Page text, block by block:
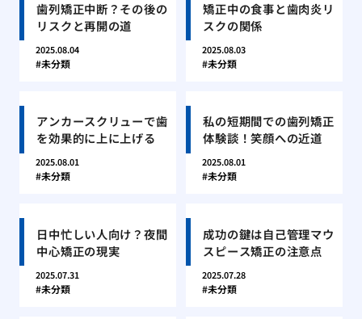
歯列矯正中断？その後の
リスクと再開の道
2025.08.04
未分類
矯正中の食事と歯肉炎リ
スクの関係
2025.08.03
未分類
アンカースクリューで歯
を効果的に上に上げる
2025.08.01
未分類
私の短期間での歯列矯正
体験談！笑顔への近道
2025.08.01
未分類
日中忙しい人向け？夜間
中心矯正の現実
2025.07.31
未分類
成功の鍵は自己管理マウ
スピース矯正の注意点
2025.07.28
未分類